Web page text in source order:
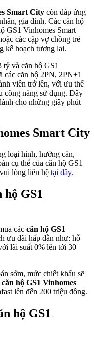
Smart City còn đáp ứng
gia đình. Các căn hộ
GS1 Vinhomes Smart
các cặp vợ chồng trẻ
kế hoạch tương lai.
và căn hộ GS1
căn hộ 2PN, 2PN+1
viên trở lên, với ưu thế
công năng sử dụng. Đây
cho những giây phút
Smart City
loại hình, hướng căn,
cụ thể của căn hộ GS1
lòng liên hệ tại đây.
hộ GS1
các căn hộ GS1
ưu đãi hấp dẫn như: hỗ
lãi suất 0% lên tới 30
sớm, mức chiết khấu sẽ
căn hộ GS1 Vinhomes
lên đến 200 triệu đồng.
hộ GS1